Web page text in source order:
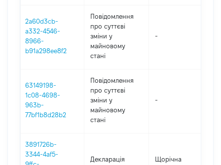
2a60d3cb-
a332-4546-
8966-
b91a298ee8f2
Повідомлення
про суттєві
зміни y
майновому
стані
-
63149198-
1c08-4698-
963b-
77bf1b8d28b2
Повідомлення
про суттєві
зміни y
майновому
стані
-
3891726b-
3344-4af5-
Декларація Щорічна